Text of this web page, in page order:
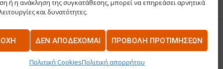
ή η ανάκληση της συγκατάθεσης, μπορεί να επηρεάσει αρνητικά
και δυνατότητες.
ΔΕΝ ΑΠΟΔΈΧΟΜΑΙ ΠΡΟΒΟΛΉ ΠΡΟΤΙΜΉΣΕΩΝ
Πολιτική CookiesΠολιτική απορρήτου
ΕΠΙΚΟΙΝΩΝΊΑ
Κατασκευή Ιστοσελίδων